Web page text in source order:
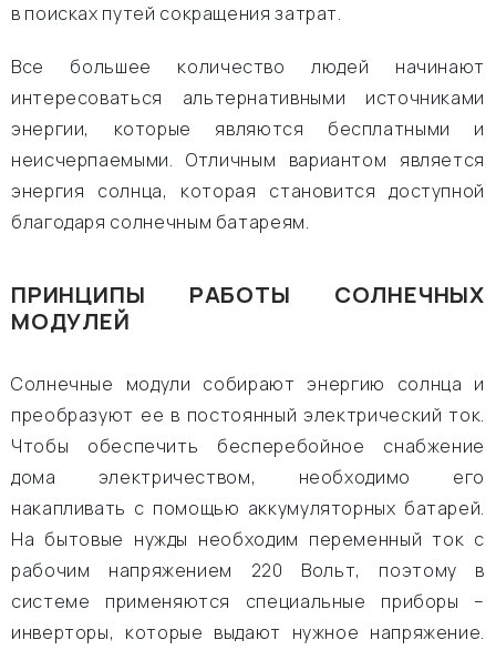
в поисках путей сокращения затрат.
Все большее количество людей начинают
интересоваться альтернативными источниками
энергии, которые являются бесплатными и
неисчерпаемыми. Отличным вариантом является
энергия солнца, которая становится доступной
благодаря солнечным батареям.
ПРИНЦИПЫ РАБОТЫ СОЛНЕЧНЫХ
МОДУЛЕЙ
Солнечные модули собирают энергию солнца и
преобразуют ее в постоянный электрический ток.
Чтобы обеспечить бесперебойное снабжение
дома электричеством, необходимо его
накапливать с помощью аккумуляторных батарей.
На бытовые нужды необходим переменный ток с
рабочим напряжением 220 Вольт, поэтому в
системе применяются специальные приборы –
инверторы, которые выдают нужное напряжение.